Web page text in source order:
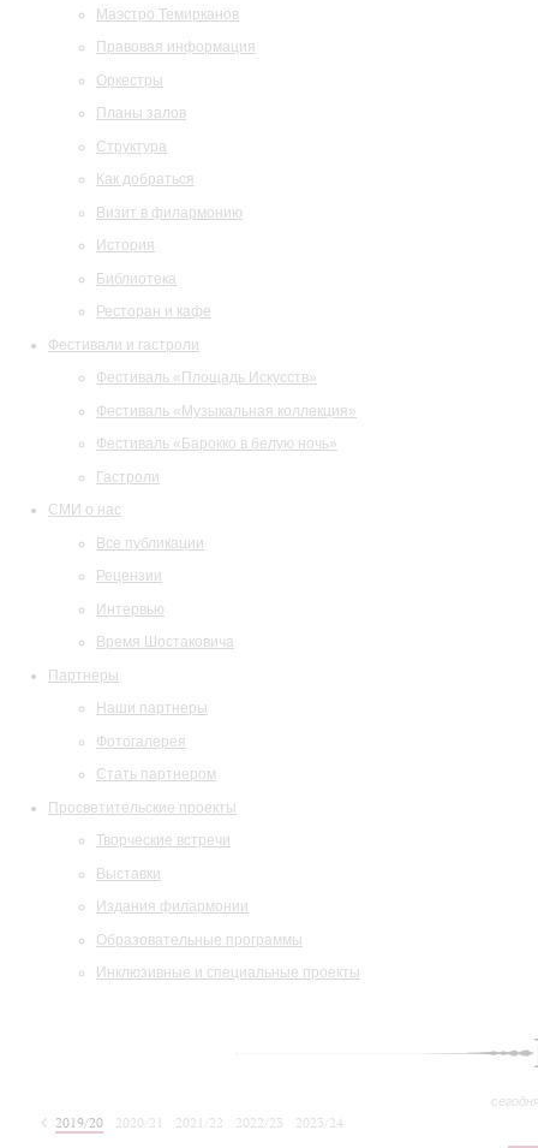
Маэстро Темирканов
Правовая информация
Оркестры
Планы залов
Структура
Как добраться
Визит в филармонию
История
Библиотека
Ресторан и кафе
Фестивали и гастроли
Фестиваль «Площадь Искусств»
Фестиваль «Музыкальная коллекция»
Фестиваль «Барокко в белую ночь»
Гастроли
СМИ о нас
Все публикации
Рецензии
Интервью
Время Шостаковича
Партнеры
Наши партнеры
Фотогалерея
Стать партнером
Просветительские проекты
Творческие встречи
Выставки
Издания филармонии
Образовательные программы
Инклюзивные и специальные проекты
2019/20 2020/21 2021/22 2022/23
2023/24